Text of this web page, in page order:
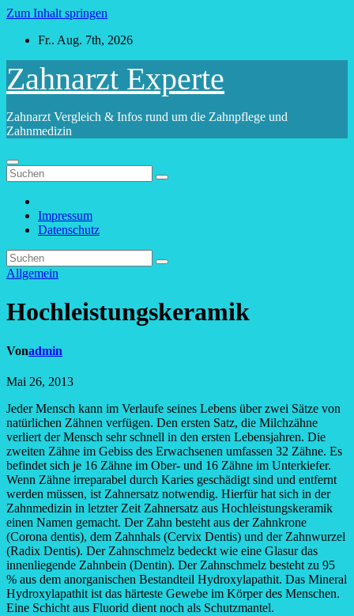
Zum Inhalt springen
Fr.. Aug. 7th, 2026
Zahnarzt Experte
Zahnarzt Vergleich & Infos rund um die Zahnpflege und
Zahnmedizin
Impressum
Datenschutz
Allgemein
Hochleistungskeramik
Vonadmin
Mai 26, 2013
Jeder Mensch kann im Verlaufe seines Lebens über zwei Sätze von
natürlichen Zähnen verfügen. Den ersten Satz, die Milchzähne
verliert der Mensch sehr schnell in den ersten Lebensjahren. Die
zweiten Zähne im Gebiss des Erwachsenen umfassen 32 Zähne. Es
befindet sich je 16 Zähne im Ober- und 16 Zähne im Unterkiefer.
Wenn Zähne irreparabel durch Karies geschädigt sind und entfernt
werden müssen, ist Zahnersatz notwendig. Hierfür hat sich in der
Zahnmedizin in letzter Zeit Zahnersatz aus Hochleistungskeramik
einen Namen gemacht. Der Zahn besteht aus der Zahnkrone
(Corona dentis), dem Zahnhals (Cervix Dentis) und der Zahnwurzel
(Radix Dentis). Der Zahnschmelz bedeckt wie eine Glasur das
innenliegende Zahnbein (Dentin). Der Zahnschmelz besteht zu 95
% aus dem anorganischen Bestandteil Hydroxylapathit. Das Mineral
Hydroxylapathit ist das härteste Gewebe im Körper des Menschen.
Eine Schicht aus Fluorid dient noch als Schutzmantel.